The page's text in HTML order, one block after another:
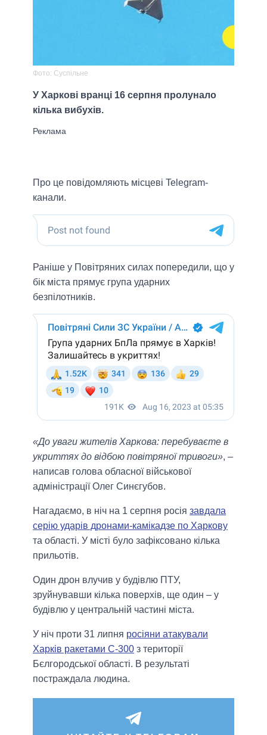
Фото: Суспільне
У Харкові вранці 16 серпня пролунало
кілька вибухів.
Про це повідомляють місцеві Telegram-
канали.
Раніше у Повітряних силах попередили, що у
бік міста прямує група ударних
безпілотників.
«До уваги жителів Харкова: перебуваєте в
укриттях до відбою повітряної тривоги», –
написав голова обласної військової
адміністрації Олег Синєгубов.
Нагадаємо, в ніч на 1 серпня росія завдала
серію ударів дронами-камікадзе по Харкову
та області. У місті було зафіксовано кілька
прильотів.
Один дрон влучив у будівлю ПТУ,
зруйнувавши кілька поверхів, ще один – у
будівлю у центральній частині міста.
У ніч проти 31 липня росіяни атакували
Харків ракетами С-300 з території
Бєлгородської області. В результаті
постраждала людина.